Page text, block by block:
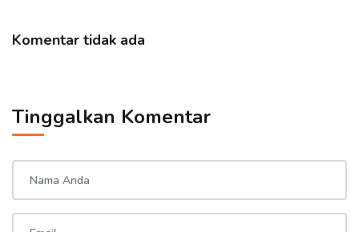
Komentar tidak ada
Tinggalkan Komentar